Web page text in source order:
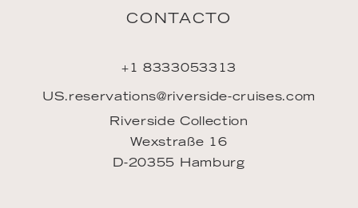
CONTACTO
+1 8333053313
US.reservations@riverside-cruises.com
Riverside Collection
Wexstraße 16
D-20355 Hamburg